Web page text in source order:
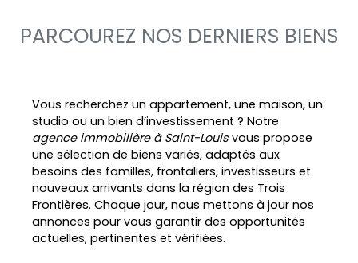
PARCOUREZ NOS DERNIERS BIENS
Vous recherchez un appartement, une maison, un
studio ou un bien d’investissement ? Notre
agence immobilière à Saint-Louis vous propose
une sélection de biens variés, adaptés aux
besoins des familles, frontaliers, investisseurs et
nouveaux arrivants dans la région des Trois
Frontières. Chaque jour, nous mettons à jour nos
annonces pour vous garantir des opportunités
actuelles, pertinentes et vérifiées.